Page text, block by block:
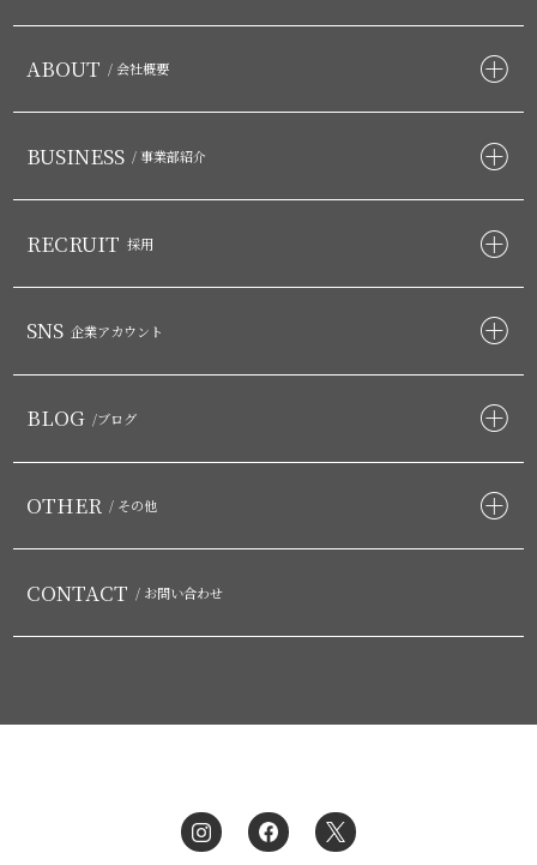
ABOUT / 会社概要
BUSINESS / 事業部紹介
RECRUIT 採用
SNS 企業アカウント
BLOG /ブログ
OTHER / その他
CONTACT / お問い合わせ